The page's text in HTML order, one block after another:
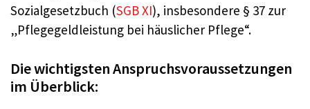
Sozialgesetzbuch (SGB XI), insbesondere § 37 zur
„Pflegegeldleistung bei häuslicher Pflege“.
Die wichtigsten Anspruchsvoraussetzungen
im Überblick: